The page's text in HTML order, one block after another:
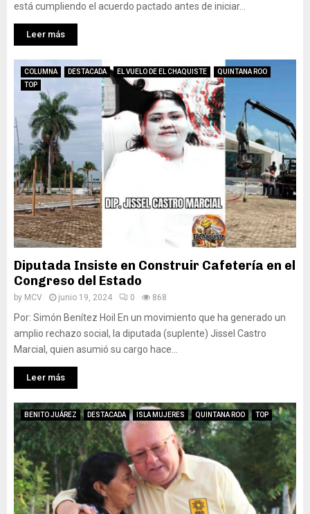
está cumpliendo el acuerdo pactado antes de iniciar...
Leer más
COLUMNA DESTACADA EL VUELO DE EL CHAQUISTE
QUINTANA ROO
TOP
Diputada Insiste en Construir Cafetería en el
Congreso del Estado
by MCV junio 19, 2024 0 868
Por: Simón Benítez Hoil En un movimiento que ha generado un
amplio rechazo social, la diputada (suplente) Jissel Castro
Marcial, quien asumió su cargo hace...
Leer más
BENITO JUÁREZ DESTACADA ISLA MUJERES QUINTANA ROO TOP